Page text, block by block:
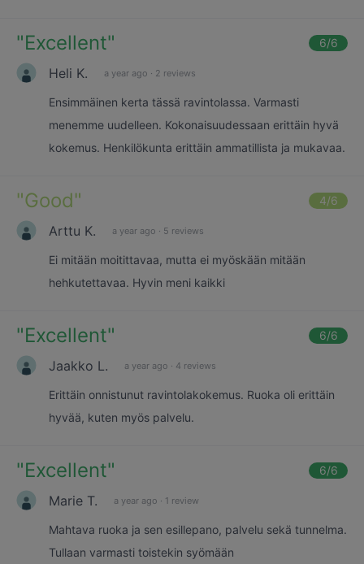
"Excellent" 6/6
Heli K. a year ago · 2 reviews
Ensimmäinen kerta tässä ravintolassa. Varmasti
menemme uudelleen. Kokonaisuudessaan erittäin hyvä
kokemus. Henkilökunta erittäin ammatillista ja mukavaa.
"Good" 4/6
Arttu K. a year ago · 5 reviews
Ei mitään moitittavaa, mutta ei myöskään mitään
hehkutettavaa. Hyvin meni kaikki
"Excellent" 6/6
Jaakko L. a year ago · 4 reviews
Erittäin onnistunut ravintolakokemus. Ruoka oli erittäin
hyvää, kuten myös palvelu.
"Excellent" 6/6
Marie T. a year ago · 1 review
Mahtava ruoka ja sen esillepano, palvelu sekä tunnelma.
Tullaan varmasti toistekin syömään